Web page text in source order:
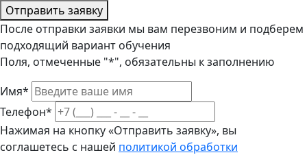
Отправить заявку
После отправки заявки мы вам перезвоним и подберем
подходящий вариант обучения
Поля, отмеченные "*", обязательны к заполнению
Имя*
Телефон*
Нажимая на кнопку «Отправить заявку», вы
соглашетесь с нашей политикой обработки